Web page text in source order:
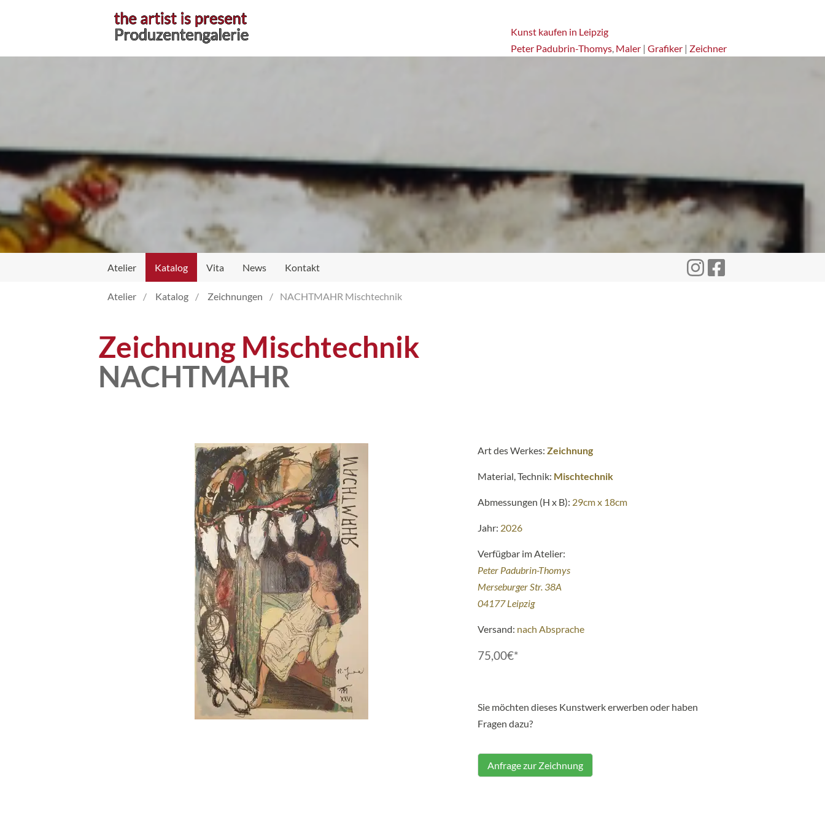
Kunst kaufen in Leipzig
Peter Padubrin-Thomys, Maler | Grafiker | Zeichner
Atelier Katalog Vita News Kontakt
Atelier Katalog Zeichnungen NACHTMAHR Mischtechnik
Zeichnung Mischtechnik
NACHTMAHR
Art des Werkes: Zeichnung
Material, Technik: Mischtechnik
Abmessungen (H x B): 29cm x 18cm
Jahr: 2026
Verfügbar im Atelier:
Peter Padubrin-Thomys
Merseburger Str. 38A
04177 Leipzig
Versand: nach Absprache
75,00€*
Sie möchten dieses Kunstwerk erwerben oder haben
Fragen dazu?
Anfrage zur Zeichnung